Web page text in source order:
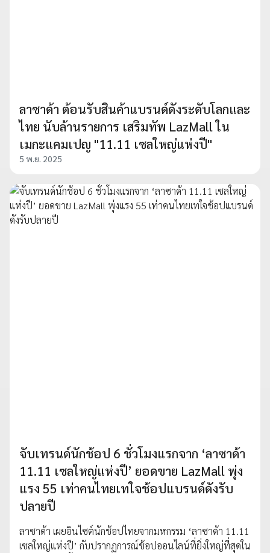
ลาซาด้า ต้อนรับสินค้าแบรนด์ดังระดับโลกและ
ไทย นับล้านรายการ เสริมทัพ LazMall ใน
เมกะแคมเปญ "11.11 เซลใหญ่แห่งปี"
5 พ.ย. 2025
จับเทรนด์นักช้อป 6 ชั่วโมงแรกจาก ‘ลาซาด้า
11.11 เซลใหญ่แห่งปี’ ยอดขาย LazMall พุ่ง
แรง 55 เท่าคนไทยเทใจช้อปแบรนด์ดังรับ
ปลายปี
ลาซาด้า เผยอินไซต์นักช้อปไทยจากมหกรรม ‘ลาซาด้า 11.11
เซลใหญ่แห่งปี’ กับปรากฏการณ์ช้อปออนไลน์ที่ยิ่งใหญ่ที่สุดใน